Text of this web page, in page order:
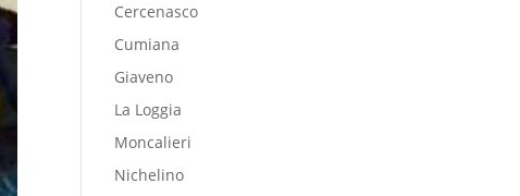
Cercenasco
Cumiana
Giaveno
La Loggia
Moncalieri
Nichelino